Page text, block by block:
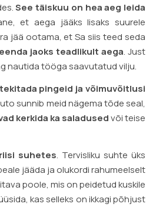
See täiskuu on hea aeg leida
et aega jääks lisaks suurele
jää ootama, et Sa siis teed seda
jaoks teadlikult aega. Just
nautida tööga saavutatud vilju.
pingeid ja võimuvõitlusi
sunnib meid nägema tõde seal,
kerkida ka saladusedvõi teise
suhetes. Tervisliku suhte üks
jääda ja olukordi rahumeelselt
poole, mis on peidetud kuskile
kas selleks on ikkagi põhjust